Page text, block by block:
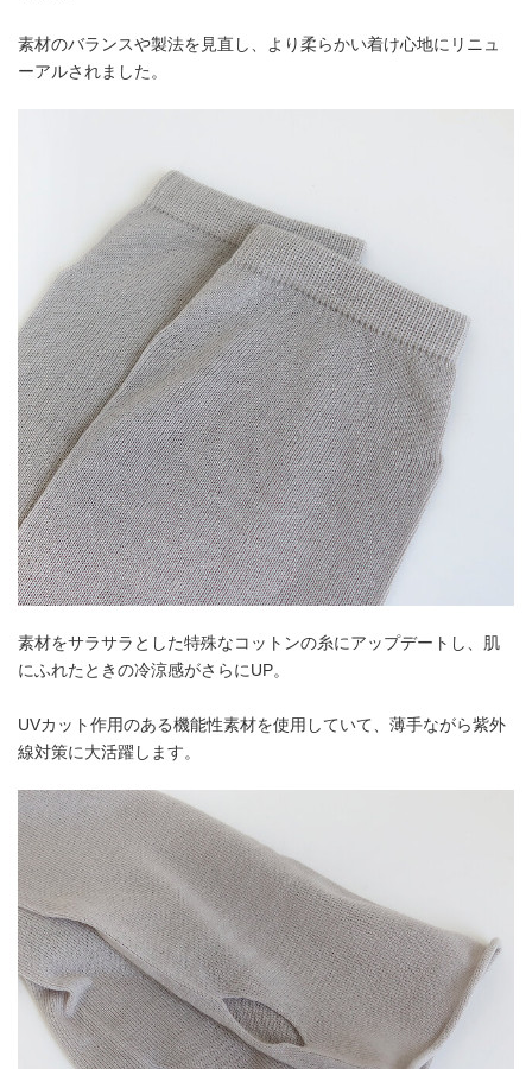
素材のバランスや製法を見直し、より柔らかい着け心地にリニュ
ーアルされました。
素材をサラサラとした特殊なコットンの糸にアップデートし、肌
にふれたときの冷涼感がさらにUP。
UVカット作用のある機能性素材を使用していて、薄手ながら紫外
線対策に大活躍します。